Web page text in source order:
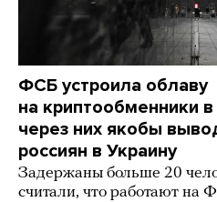
ФСБ устроила облаву
на криптообменники
через них якобы
россиян в Украину
Задержаны больше 20
считали, что работают на